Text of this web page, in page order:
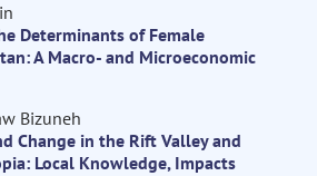
Determinants of Female
A Macro- and Microeconomic
Bizuneh
Change in the Rift Valley and
Local Knowledge, Impacts